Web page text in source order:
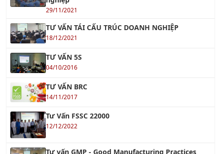
18/12/2021
TƯ VẤN 5S
04/10/2016
TƯ VẤN BRC
14/11/2017
Tư Vấn FSSC 22000
12/12/2022
Tư vấn GMP - Good Manufacturing Practices
20/03/2021
Tư vấn BSCI - Nhanh Chóng Hiệu Quả